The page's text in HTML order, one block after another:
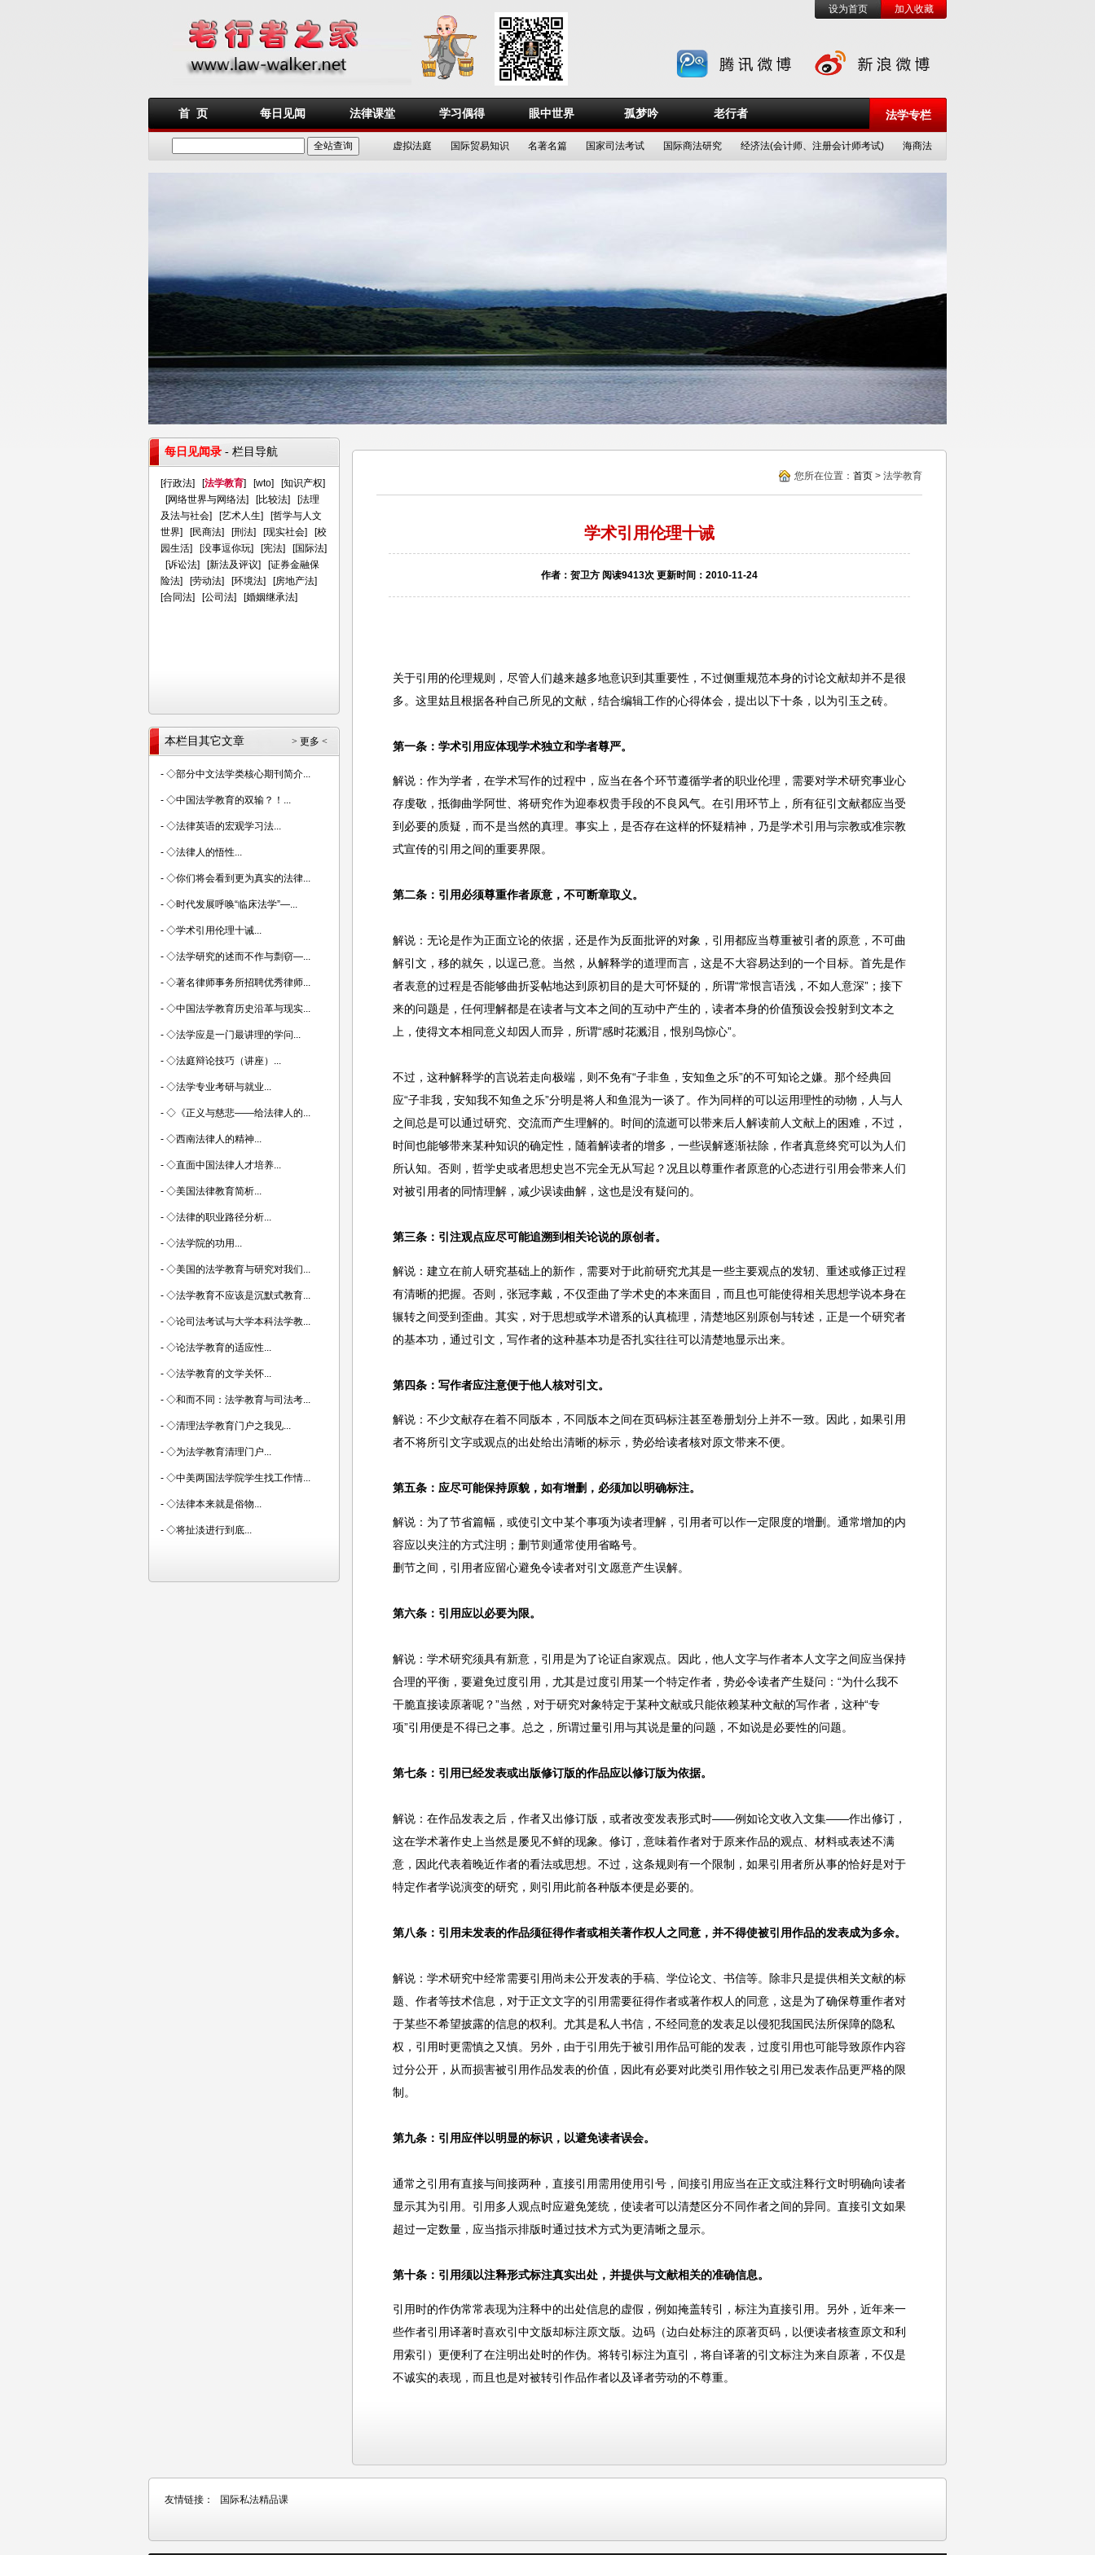
设为首页 加入收藏
首 页 每日见闻 法律课堂 学习偶得 眼中世界 孤梦吟 老行者 法学专栏
虚拟法庭 国际贸易知识 名著名篇 国家司法考试 国际商法研究 经济法(会计师、注册会计师考试) 海商法
您所在位置： 首页 > 法学教育
学术引用伦理十诫
作者：贺卫方 阅读9413次 更新时间：2010-11-24
关于引用的伦理规则，尽管人们越来越多地意识到其重要性，不过侧重规范本身的讨论文献却并不是很
多。这里姑且根据各种自己所见的文献，结合编辑工作的心得体会，提出以下十条，以为引玉之砖。
第一条：学术引用应体现学术独立和学者尊严。
解说：作为学者，在学术写作的过程中，应当在各个环节遵循学者的职业伦理，需要对学术研究事业心
存虔敬，抵御曲学阿世、将研究作为迎奉权贵手段的不良风气。在引用环节上，所有征引文献都应当受
到必要的质疑，而不是当然的真理。事实上，是否存在这样的怀疑精神，乃是学术引用与宗教或准宗教
式宣传的引用之间的重要界限。
第二条：引用必须尊重作者原意，不可断章取义。
解说：无论是作为正面立论的依据，还是作为反面批评的对象，引用都应当尊重被引者的原意，不可曲
解引文，移的就矢，以逞己意。当然，从解释学的道理而言，这是不大容易达到的一个目标。首先是作
者表意的过程是否能够曲折妥帖地达到原初目的是大可怀疑的，所谓“常恨言语浅，不如人意深”；接下
来的问题是，任何理解都是在读者与文本之间的互动中产生的，读者本身的价值预设会投射到文本之
上，使得文本相同意义却因人而异，所谓“感时花溅泪，恨别鸟惊心”。
不过，这种解释学的言说若走向极端，则不免有“子非鱼，安知鱼之乐”的不可知论之嫌。那个经典回
应“子非我，安知我不知鱼之乐”分明是将人和鱼混为一谈了。作为同样的可以运用理性的动物，人与人
之间总是可以通过研究、交流而产生理解的。时间的流逝可以带来后人解读前人文献上的困难，不过，
时间也能够带来某种知识的确定性，随着解读者的增多，一些误解逐渐祛除，作者真意终究可以为人们
所认知。否则，哲学史或者思想史岂不完全无从写起？况且以尊重作者原意的心态进行引用会带来人们
对被引用者的同情理解，减少误读曲解，这也是没有疑问的。
第三条：引注观点应尽可能追溯到相关论说的原创者。
解说：建立在前人研究基础上的新作，需要对于此前研究尤其是一些主要观点的发轫、重述或修正过程
有清晰的把握。否则，张冠李戴，不仅歪曲了学术史的本来面目，而且也可能使得相关思想学说本身在
辗转之间受到歪曲。其实，对于思想或学术谱系的认真梳理，清楚地区别原创与转述，正是一个研究者
的基本功，通过引文，写作者的这种基本功是否扎实往往可以清楚地显示出来。
第四条：写作者应注意便于他人核对引文。
解说：不少文献存在着不同版本，不同版本之间在页码标注甚至卷册划分上并不一致。因此，如果引用
者不将所引文字或观点的出处给出清晰的标示，势必给读者核对原文带来不便。
第五条：应尽可能保持原貌，如有增删，必须加以明确标注。
解说：为了节省篇幅，或使引文中某个事项为读者理解，引用者可以作一定限度的增删。通常增加的内
容应以夹注的方式注明；删节则通常使用省略号。
删节之间，引用者应留心避免令读者对引文愿意产生误解。
第六条：引用应以必要为限。
解说：学术研究须具有新意，引用是为了论证自家观点。因此，他人文字与作者本人文字之间应当保持
合理的平衡，要避免过度引用，尤其是过度引用某一个特定作者，势必令读者产生疑问：“为什么我不
干脆直接读原著呢？”当然，对于研究对象特定于某种文献或只能依赖某种文献的写作者，这种“专
项”引用便是不得已之事。总之，所谓过量引用与其说是量的问题，不如说是必要性的问题。
第七条：引用已经发表或出版修订版的作品应以修订版为依据。
解说：在作品发表之后，作者又出修订版，或者改变发表形式时——例如论文收入文集——作出修订，
这在学术著作史上当然是屡见不鲜的现象。修订，意味着作者对于原来作品的观点、材料或表述不满
意，因此代表着晚近作者的看法或思想。不过，这条规则有一个限制，如果引用者所从事的恰好是对于
特定作者学说演变的研究，则引用此前各种版本便是必要的。
第八条：引用未发表的作品须征得作者或相关著作权人之同意，并不得使被引用作品的发表成为多余。
解说：学术研究中经常需要引用尚未公开发表的手稿、学位论文、书信等。除非只是提供相关文献的标
题、作者等技术信息，对于正文文字的引用需要征得作者或著作权人的同意，这是为了确保尊重作者对
于某些不希望披露的信息的权利。尤其是私人书信，不经同意的发表足以侵犯我国民法所保障的隐私
权，引用时更需慎之又慎。另外，由于引用先于被引用作品可能的发表，过度引用也可能导致原作内容
过分公开，从而损害被引用作品发表的价值，因此有必要对此类引用作较之引用已发表作品更严格的限
制。
第九条：引用应伴以明显的标识，以避免读者误会。
通常之引用有直接与间接两种，直接引用需用使用引号，间接引用应当在正文或注释行文时明确向读者
显示其为引用。引用多人观点时应避免笼统，使读者可以清楚区分不同作者之间的异同。直接引文如果
超过一定数量，应当指示排版时通过技术方式为更清晰之显示。
第十条：引用须以注释形式标注真实出处，并提供与文献相关的准确信息。
引用时的作伪常常表现为注释中的出处信息的虚假，例如掩盖转引，标注为直接引用。另外，近年来一
些作者引用译著时喜欢引中文版却标注原文版。边码（边白处标注的原著页码，以便读者核查原文和利
用索引）更便利了在注明出处时的作伪。将转引标注为直引，将自译著的引文标注为来自原著，不仅是
不诚实的表现，而且也是对被转引作品作者以及译者劳动的不尊重。
每日见闻录 - 栏目导航
[行政法] [法学教育] [wto] [知识产权]
[网络世界与网络法] [比较法] [法理
及法与社会] [艺术人生] [哲学与人文
世界] [民商法] [刑法] [现实社会] [校
园生活] [没事逗你玩] [宪法] [国际法]
[诉讼法] [新法及评议] [证券金融保
险法] [劳动法] [环境法] [房地产法]
[合同法] [公司法] [婚姻继承法]
> 更多 <
本栏目其它文章
- ◇部分中文法学类核心期刊简介...
- ◇中国法学教育的双输？！...
- ◇法律英语的宏观学习法...
- ◇法律人的悟性...
- ◇你们将会看到更为真实的法律...
- ◇时代发展呼唤“临床法学”—...
- ◇学术引用伦理十诫...
- ◇法学研究的述而不作与剽窃—...
- ◇著名律师事务所招聘优秀律师...
- ◇中国法学教育历史沿革与现实...
- ◇法学应是一门最讲理的学问...
- ◇法庭辩论技巧（讲座）...
- ◇法学专业考研与就业...
- ◇《正义与慈悲——给法律人的...
- ◇西南法律人的精神...
- ◇直面中国法律人才培养...
- ◇美国法律教育简析...
- ◇法律的职业路径分析...
- ◇法学院的功用...
- ◇美国的法学教育与研究对我们...
- ◇法学教育不应该是沉默式教育...
- ◇论司法考试与大学本科法学教...
- ◇论法学教育的适应性...
- ◇法学教育的文学关怀...
- ◇和而不同：法学教育与司法考...
- ◇清理法学教育门户之我见...
- ◇为法学教育清理门户...
- ◇中美两国法学院学生找工作情...
- ◇法律本来就是俗物...
- ◇将扯淡进行到底...
友情链接： 国际私法精品课